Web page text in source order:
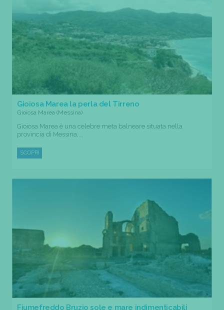
Gioiosa Marea la perla del Tirreno
Gioiosa Marea (Messina)
Gioiosa Marea è una celebre meta balneare situata nella
provincia di Messina....
SCOPRI
Fiumefreddo Bruzio sole e mare indimenticabili